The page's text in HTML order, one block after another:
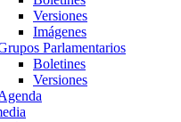
Versiones
Imágenes
Parlamentarios
Boletines
Versiones